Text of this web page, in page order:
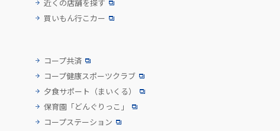
近くの店舗を探す
買いもん行こカー
コープ共済
コープ健康スポーツクラブ
夕食サポート （まいくる）
保育園「どんぐりっこ」
コープステーション